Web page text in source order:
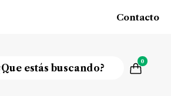
Contacto
0